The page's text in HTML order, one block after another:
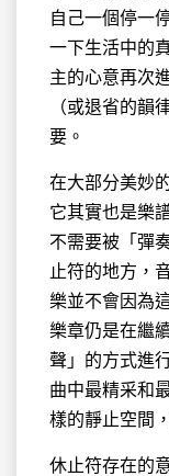
自己一個停一
一下生活中的
主的心意再次
（或退省的韻
要。
在大部分美妙
它其實也是樂
不需要被「彈
止符的地方，
樂並不會因為
樂章仍是在繼
聲」的方式進
曲中最精采和
樣的靜止空間
休止符存在的